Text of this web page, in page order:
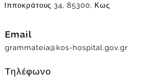
Ιπποκράτους 34, 85300, Κως
Email
grammateia@kos-hospital.gov.gr
Τηλέφωνο